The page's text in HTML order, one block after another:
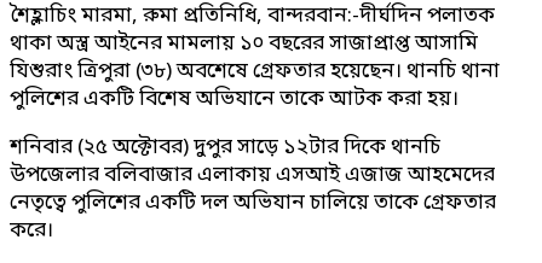
শৈহ্লাচিং মারমা, রুমা প্রতিনিধি, বান্দরবান:-দীর্ঘদিন পলাতক
থাকা অস্ত্র আইনের মামলায় ১০ বছরের সাজাপ্রাপ্ত আসামি
যিশুরাং ত্রিপুরা (৩৮) অবশেষে গ্রেফতার হয়েছেন। থানচি থানা
পুলিশের একটি বিশেষ অভিযানে তাকে আটক করা হয়।
শনিবার (২৫ অক্টোবর) দুপুর সাড়ে ১২টার দিকে থানচি
উপজেলার বলিবাজার এলাকায় এসআই এজাজ আহমেদের
নেতৃত্বে পুলিশের একটি দল অভিযান চালিয়ে তাকে গ্রেফতার
করে।